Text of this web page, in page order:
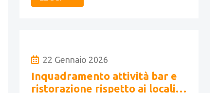
22 Gennaio 2026
Inquadramento attività bar e
ristorazione rispetto ai locali